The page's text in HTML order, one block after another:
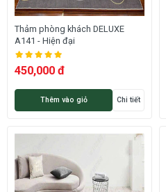
Thảm phòng khách DELUXE
A141 - Hiện đại
450,000 đ
Thêm vào giỏ Chi tiết